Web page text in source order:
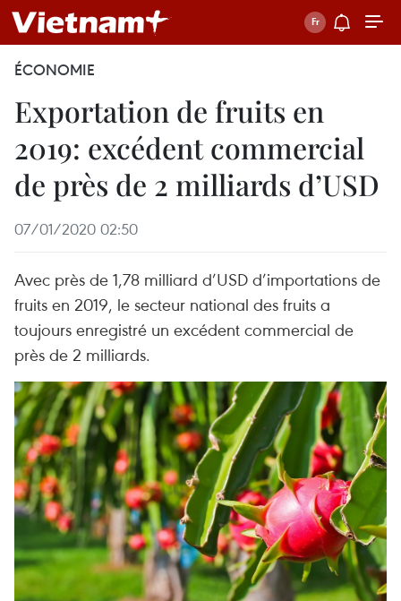
ÉCONOMIE
Exportation de fruits en
2019: excédent commercial
de près de 2 milliards d’USD
07/01/2020 02:50
Avec près de 1,78 milliard d’USD d’importations de
fruits en 2019, le secteur national des fruits a
toujours enregistré un excédent commercial de
près de 2 milliards.